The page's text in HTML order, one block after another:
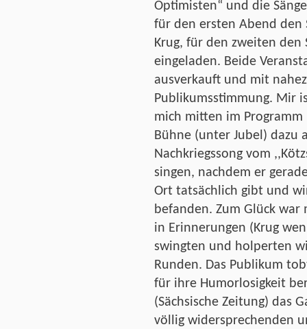
Optimisten“ und die
für den ersten Abend den
Krug, für den zweiten den
eingeladen. Beide
ausverkauft und mit
Publikumsstimmung. Mir
mich mitten im
Bühne (unter Jubel)
Nachkriegssong vom
singen, nachdem er
Ort tatsächlich gibt und
befanden. Zum Glück
in Erinnerungen (Krug
swingten und holperten
Runden. Das Publikum
für ihre Humorlosigkeit
(Sächsische Zeitung) das
völlig widersprechenden